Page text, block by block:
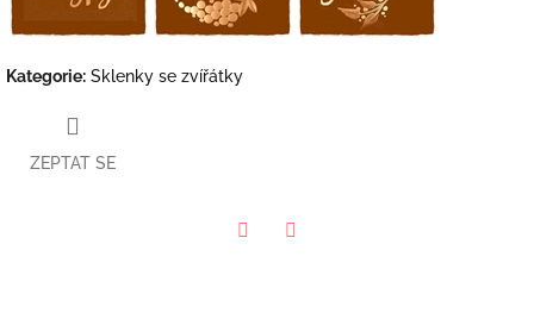
Kategorie: Sklenky se zvířátky
ZEPTAT SE